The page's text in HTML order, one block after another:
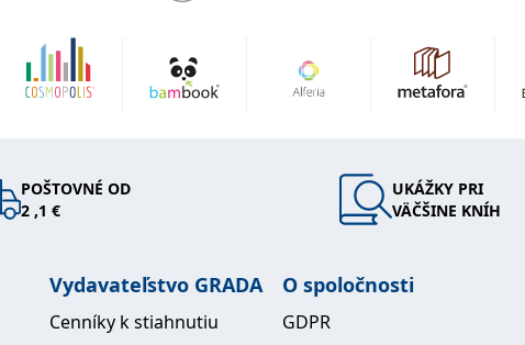
POŠTOVNÉ OD
2 ,1 €
UKÁŽKY PRI
VÄČŠINE KNÍH
Vydavateľstvo GRADA
Cenníky k stiahnutiu
O spoločnosti
GDPR